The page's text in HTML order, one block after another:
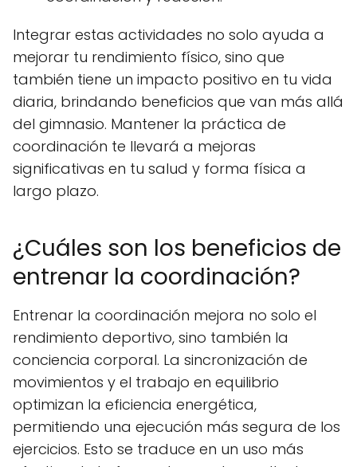
Integrar estas actividades no solo ayuda a
mejorar tu rendimiento físico, sino que
también tiene un impacto positivo en tu vida
diaria, brindando beneficios que van más allá
del gimnasio. Mantener la práctica de
coordinación te llevará a mejoras
significativas en tu salud y forma física a
largo plazo.
¿Cuáles son los beneficios de
entrenar la coordinación?
Entrenar la coordinación mejora no solo el
rendimiento deportivo, sino también la
conciencia corporal. La sincronización de
movimientos y el trabajo en equilibrio
optimizan la eficiencia energética,
permitiendo una ejecución más segura de los
ejercicios. Esto se traduce en un uso más